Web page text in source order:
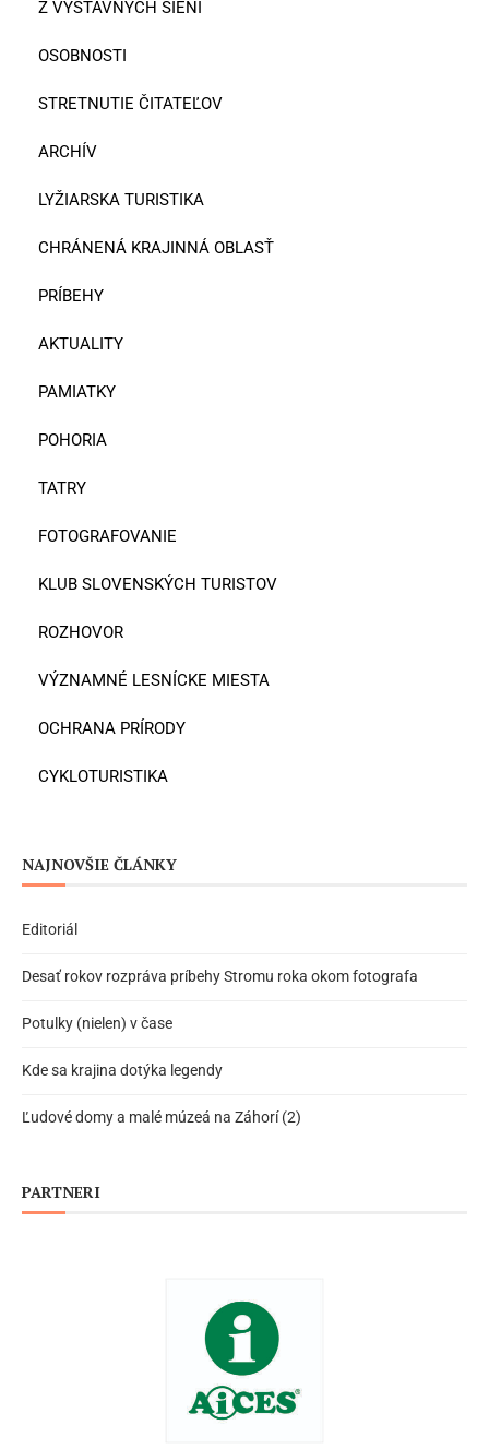
Z VÝSTAVNÝCH SIENÍ
OSOBNOSTI
STRETNUTIE ČITATEĽOV
ARCHÍV
LYŽIARSKA TURISTIKA
CHRÁNENÁ KRAJINNÁ OBLASŤ
PRÍBEHY
AKTUALITY
PAMIATKY
POHORIA
TATRY
FOTOGRAFOVANIE
KLUB SLOVENSKÝCH TURISTOV
ROZHOVOR
VÝZNAMNÉ LESNÍCKE MIESTA
OCHRANA PRÍRODY
CYKLOTURISTIKA
NAJNOVŠIE ČLÁNKY
Editoriál
Desať rokov rozpráva príbehy Stromu roka okom fotografa
Potulky (nielen) v čase
Kde sa krajina dotýka legendy
Ľudové domy a malé múzeá na Záhorí (2)
PARTNERI